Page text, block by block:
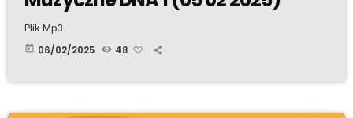
Plik Mp3.
today 06/02/2025 48